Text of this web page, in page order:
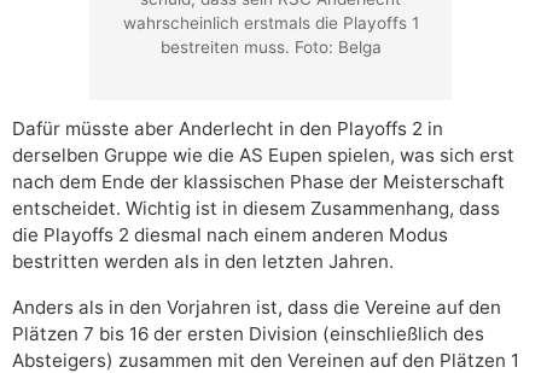
wahrscheinlich erstmals die Playoffs 1
bestreiten muss. Foto: Belga
Dafür müsste aber Anderlecht in den Playoffs 2 in
derselben Gruppe wie die AS Eupen spielen, was sich erst
nach dem Ende der klassischen Phase der Meisterschaft
entscheidet. Wichtig ist in diesem Zusammenhang, dass
die Playoffs 2 diesmal nach einem anderen Modus
bestritten werden als in den letzten Jahren.
Anders als in den Vorjahren ist, dass die Vereine auf den
Plätzen 7 bis 16 der ersten Division (einschließlich des
Absteigers) zusammen mit den Vereinen auf den Plätzen 1